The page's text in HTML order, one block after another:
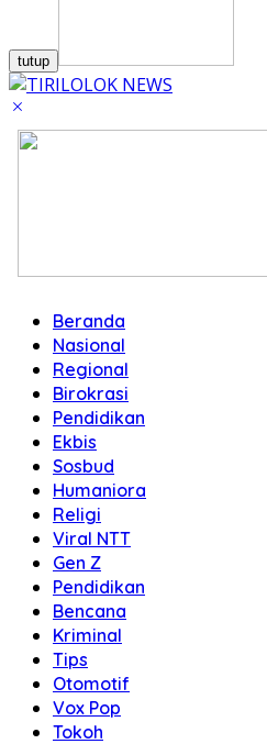
tutup
Beranda
Nasional
Regional
Birokrasi
Pendidikan
Ekbis
Sosbud
Humaniora
Religi
Viral NTT
Gen Z
Pendidikan
Bencana
Kriminal
Tips
Otomotif
Vox Pop
Tokoh